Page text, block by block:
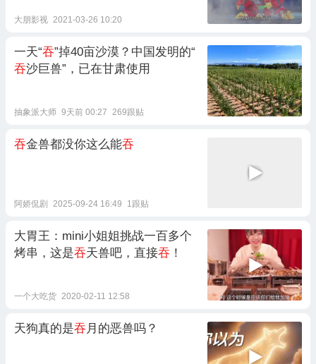
大朋影视 2021-03-26 10:20
一天“吞”掉40亩沙漠？中国发明的“
吞沙巨兽”，已在甘肃使用
抽象派大师 9天前 00:27 269跟贴
吞金兽都没你这么能吞
阿娇侃剧 2025-09-24 16:49 1跟贴
大胃王：mini小姐姐挑战一百多个
烤串，这是吞天兽吧，直接吞 ！
一个大吃货 2020-02-11 12:58
天狗真的是吞 月的恶兽吗？